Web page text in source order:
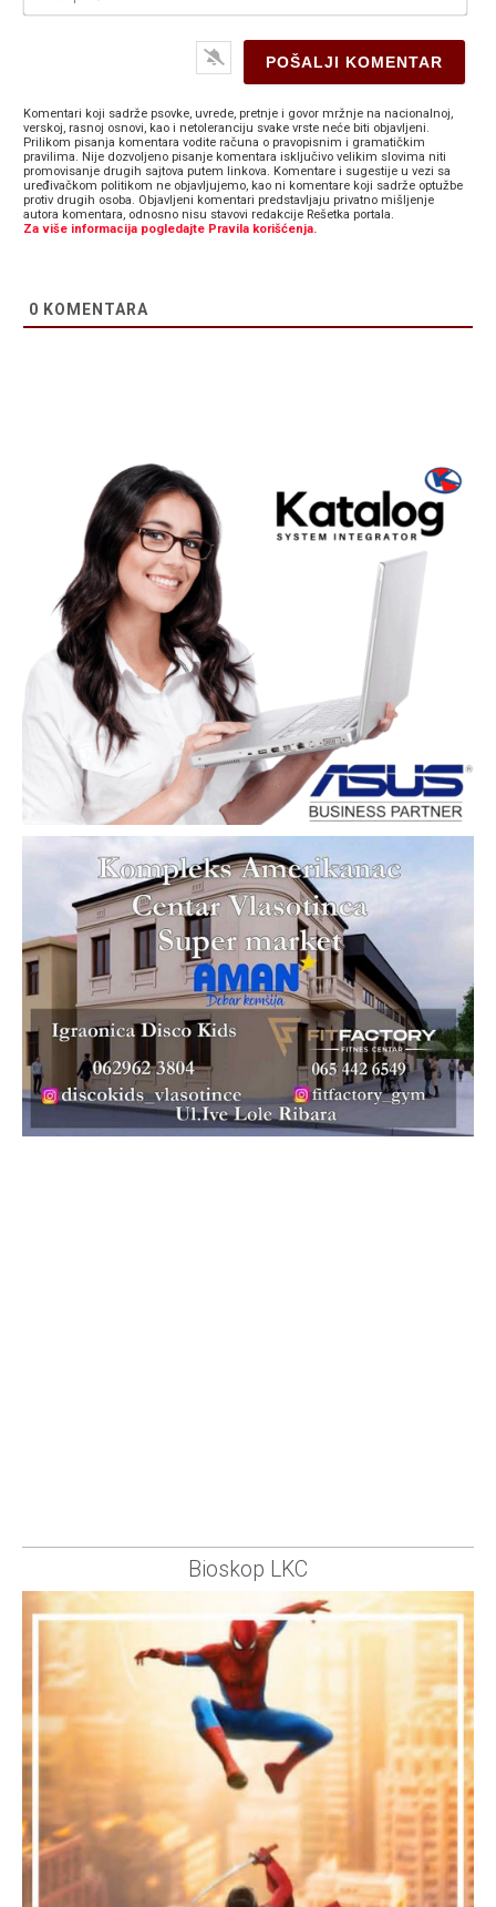
Komentari koji sadrže psovke, uvrede, pretnje i govor mržnje na nacionalnoj,
verskoj, rasnoj osnovi, kao i netoleranciju svake vrste neće biti objavljeni.
Prilikom pisanja komentara vodite računa o pravopisnim i gramatičkim
pravilima. Nije dozvoljeno pisanje komentara isključivo velikim slovima niti
promovisanje drugih sajtova putem linkova. Komentare i sugestije u vezi sa
uređivačkom politikom ne objavljujemo, kao ni komentare koji sadrže optužbe
protiv drugih osoba. Objavljeni komentari predstavljaju privatno mišljenje
autora komentara, odnosno nisu stavovi redakcije Rešetka portala.
Za više informacija pogledajte Pravila korišćenja.
0 KOMENTARA
Bioskop LKC